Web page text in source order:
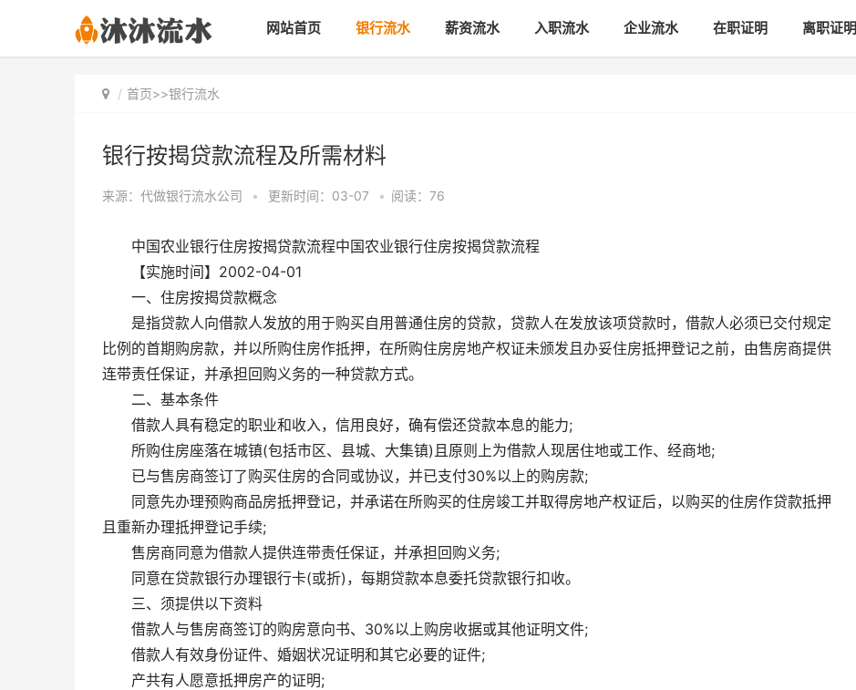
网站首页 银行流水 薪资流水 入职流水 企业流水 在职证明 离职证明
首页>>银行流水
银行按揭贷款流程及所需材料
来源：代做银行流水公司 • 更新时间：03-07 • 阅读：76
中国农业银行住房按揭贷款流程中国农业银行住房按揭贷款流程
【实施时间】2002-04-01
一、住房按揭贷款概念
是指贷款人向借款人发放的用于购买自用普通住房的贷款，贷款人在发放该项贷款时，借款人必须已交付规定
比例的首期购房款，并以所购住房作抵押，在所购住房房地产权证未颁发且办妥住房抵押登记之前，由售房商提供
连带责任保证，并承担回购义务的一种贷款方式。
二、基本条件
借款人具有稳定的职业和收入，信用良好，确有偿还贷款本息的能力;
所购住房座落在城镇(包括市区、县城、大集镇)且原则上为借款人现居住地或工作、经商地;
已与售房商签订了购买住房的合同或协议，并已支付30%以上的购房款;
同意先办理预购商品房抵押登记，并承诺在所购买的住房竣工并取得房地产权证后，以购买的住房作贷款抵押
且重新办理抵押登记手续;
售房商同意为借款人提供连带责任保证，并承担回购义务;
同意在贷款银行办理银行卡(或折)，每期贷款本息委托贷款银行扣收。
三、须提供以下资料
借款人与售房商签订的购房意向书、30%以上购房收据或其他证明文件;
借款人有效身份证件、婚姻状况证明和其它必要的证件;
产共有人愿意抵押房产的证明;